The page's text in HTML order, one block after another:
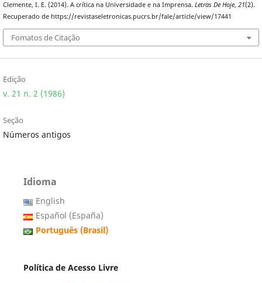
Clemente, I. E. (2014). A crítica na Universidade e na Imprensa. Letras De Hoje, 21(2).
Recuperado de https://revistaseletronicas.pucrs.br/fale/article/view/17441
Fomatos de Citação
Edição
v. 21 n. 2 (1986)
Seção
Números antigos
Idioma
English
Español (España)
Português (Brasil)
Política de Acesso Livre